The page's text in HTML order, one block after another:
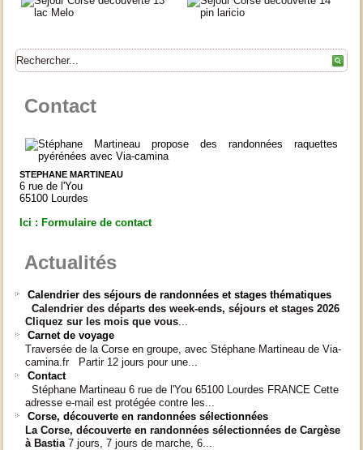
Contact
STEPHANE MARTINEAU
6 rue de l'You
65100 Lourdes
Ici : Formulaire de contact
Actualités
Calendrier des séjours de randonnées et stages thématiques
Calendrier des départs des week-ends, séjours et stages 2026
Cliquez sur les mois que vous...
Carnet de voyage
Traversée de la Corse en groupe, avec Stéphane Martineau de Via-
camina.fr Partir 12 jours pour une...
Contact
Stéphane Martineau 6 rue de l'You 65100 Lourdes FRANCE Cette
adresse e-mail est protégée contre les...
Corse, découverte en randonnées sélectionnées
La Corse, découverte en randonnées sélectionnées de Cargèse
à Bastia7 jours, 7 jours de marche, 6...